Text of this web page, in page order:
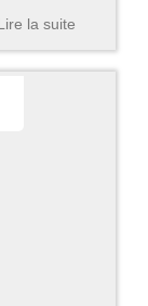
la suite